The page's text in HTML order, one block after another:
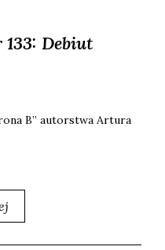
Debiut
B” autor­stwa Artu­ra